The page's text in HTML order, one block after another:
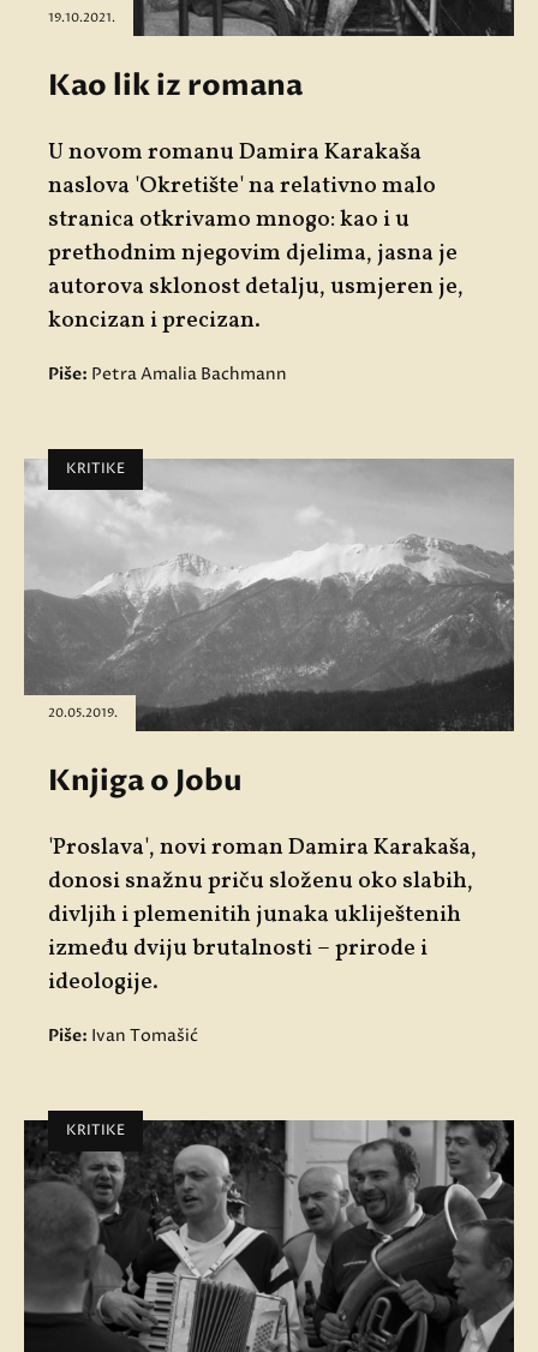
19.10.2021.
Kao lik iz romana
U novom romanu Damira Karakaša
naslova 'Okretište' na relativno malo
stranica otkrivamo mnogo: kao i u
prethodnim njegovim djelima, jasna je
autorova sklonost detalju, usmjeren je,
koncizan i precizan.
Piše: Petra Amalia Bachmann
KRITIKE
20.05.2019.
Knjiga o Jobu
'Proslava', novi roman Damira Karakaša,
donosi snažnu priču složenu oko slabih,
divljih i plemenitih junaka ukliještenih
između dviju brutalnosti – prirode i
ideologije.
Piše: Ivan Tomašić
KRITIKE